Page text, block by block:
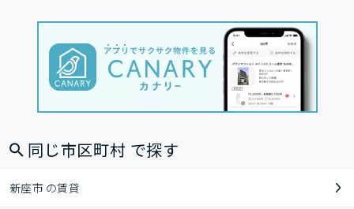
同じ市区町村 で探す
新座市 の賃貸